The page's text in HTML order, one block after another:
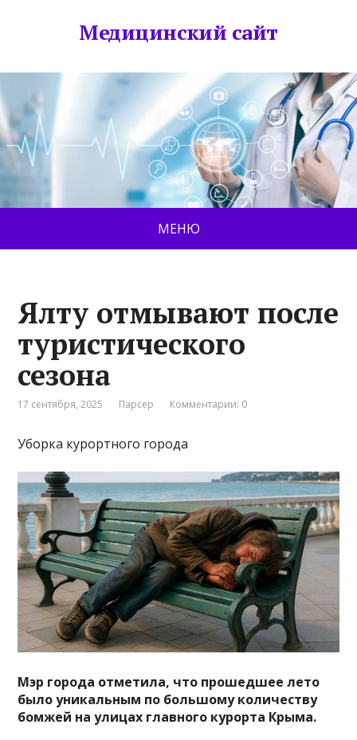
Медицинский сайт
МЕНЮ
Ялту отмывают после
туристического
сезона
17 сентября, 2025 Парсер Комментарии: 0
Уборка курортного города
Мэр города отметила, что прошедшее лето
было уникальным по большому количеству
бомжей на улицах главного курорта Крыма.